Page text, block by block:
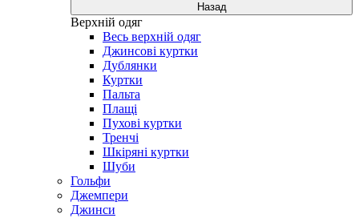
Назад
Верхній одяг
Весь верхній одяг
Джинсові куртки
Дублянки
Куртки
Пальта
Плащі
Пухові куртки
Тренчі
Шкіряні куртки
Шуби
Гольфи
Джемпери
Джинси